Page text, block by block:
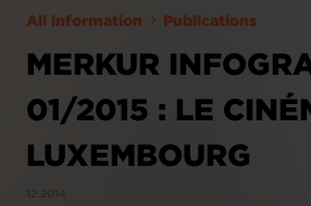
All information Publications
MERKUR
01/2015 : LE
LUXEMBOURG